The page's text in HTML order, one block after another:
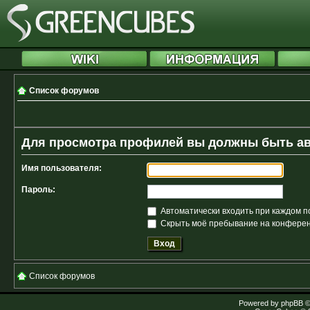
Список форумов
Для просмотра профилей вы должны быть
Имя пользователя:
Пароль:
Автоматически входить при каждом
Скрыть моё пребывание на
Список форумов
Powered by phpBB